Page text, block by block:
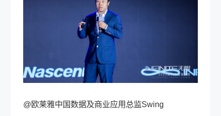
@欧莱雅中国数据及商业应用总监Swing